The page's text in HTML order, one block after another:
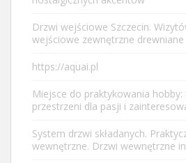
Drzwi wejściowe Szczecin.
wejściowe zewnętrzne drewniane
https://aquai.pl
Miejsce do praktykowania
przestrzeni dla pasji i
System drzwi składanych.
wewnętrzne. Drzwi wewnętrzne